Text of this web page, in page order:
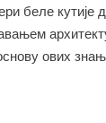
беле кутије
ових